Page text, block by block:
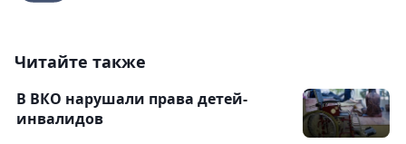
Читайте также
В ВКО нарушали права детей-
инвалидов